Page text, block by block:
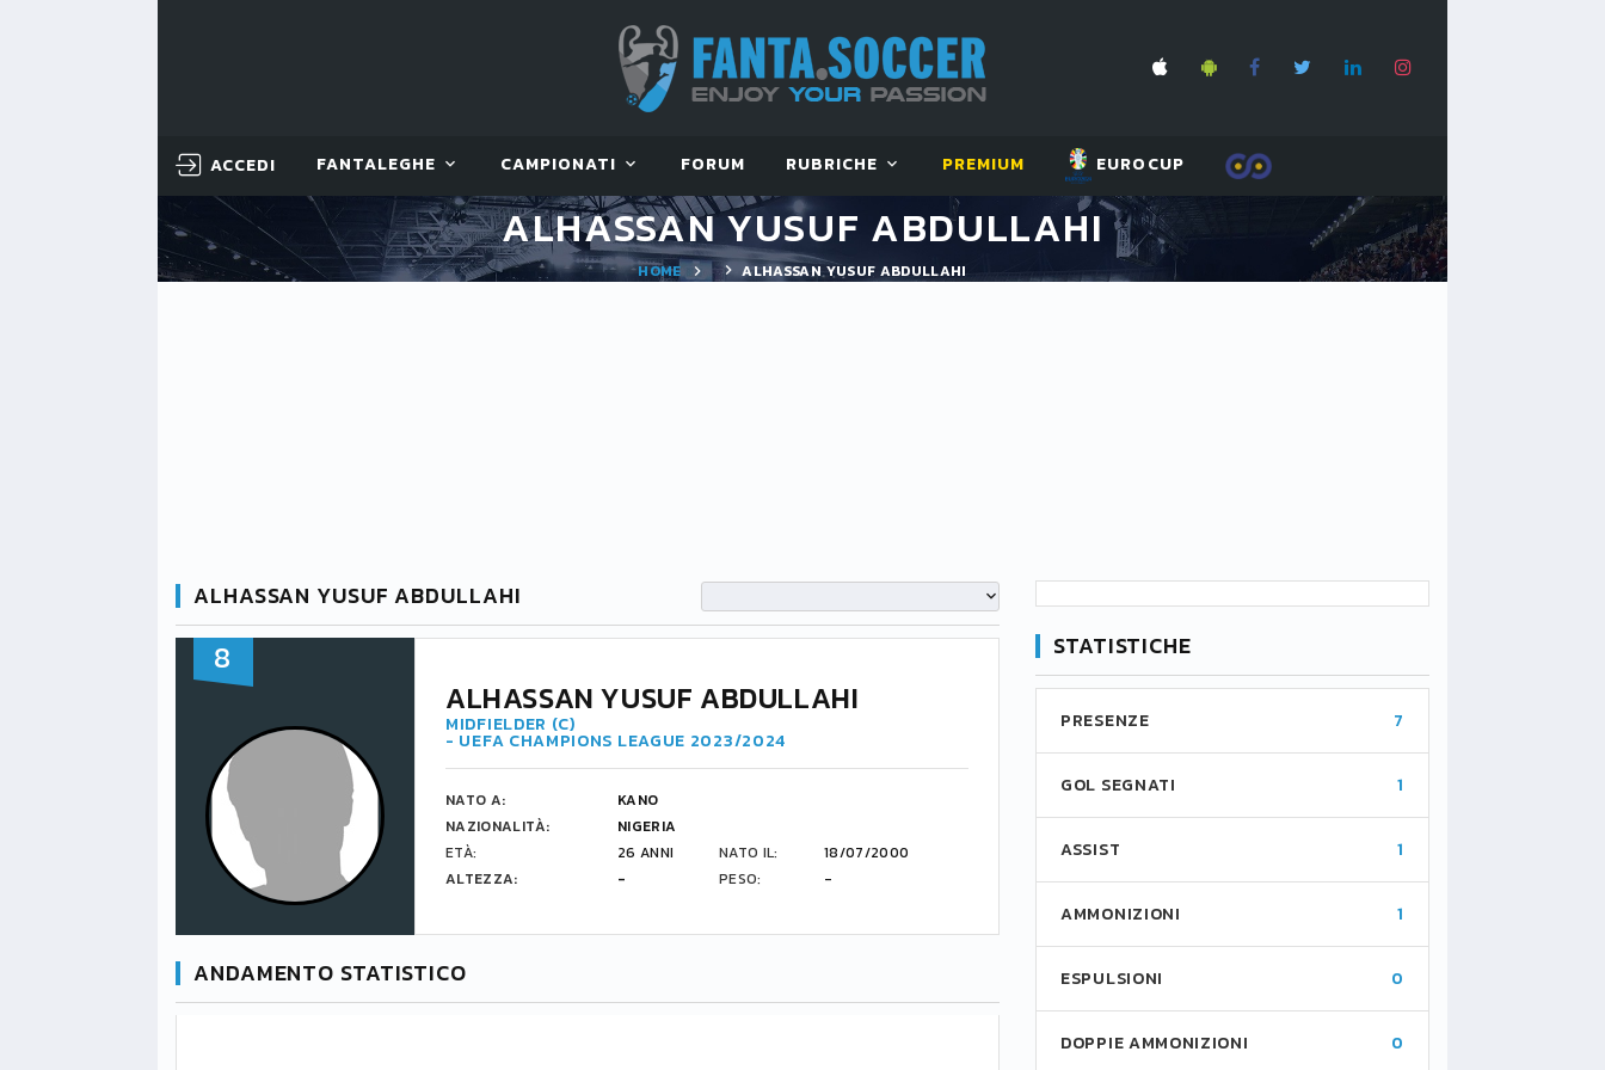
ACCEDI FANTALEGHE CAMPIONATI FORUM RUBRICHE PREMIUM EUROCUP
ALHASSAN YUSUF ABDULLAHI
HOME ALHASSAN YUSUF ABDULLAHI
ALHASSAN YUSUF ABDULLAHI
8
ALHASSAN YUSUF ABDULLAHI
MIDFIELDER (C)
- UEFA CHAMPIONS LEAGUE 2023/2024
NATO A:
KANO
NAZIONALITÀ:
NIGERIA
ETÀ:
26 ANNI NATO IL:
18/07/2000
ALTEZZA:
- PESO: -
ANDAMENTO STATISTICO
STATISTICHE
PRESENZE 7
GOL SEGNATI 1
ASSIST 1
AMMONIZIONI 1
ESPULSIONI 0
DOPPIE AMMONIZIONI 0